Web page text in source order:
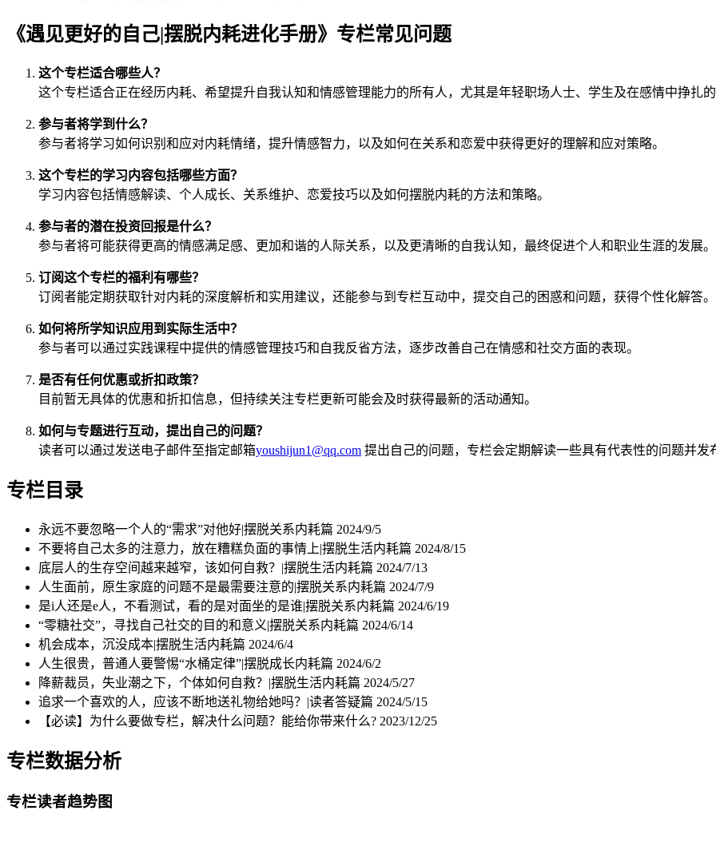
《遇见更好的自己|摆脱内耗进化手册》专栏常见问题
这个专栏适合哪些人？
这个专栏适合正在经历内耗、希望提升自我认知和情感管理能力的所有人，尤其是年轻职场人士、学生及在感情中挣扎
参与者将学到什么？
参与者将学习如何识别和应对内耗情绪，提升情感智力，以及如何在关系和恋爱中获得更好的理解和应对策略。
这个专栏的学习内容包括哪些方面？
学习内容包括情感解读、个人成长、关系维护、恋爱技巧以及如何摆脱内耗的方法和策略。
参与者的潜在投资回报是什么？
参与者将可能获得更高的情感满足感、更加和谐的人际关系，以及更清晰的自我认知，最终促进个人和职业生涯的发展。
订阅这个专栏的福利有哪些？
订阅者能定期获取针对内耗的深度解析和实用建议，还能参与到专栏互动中，提交自己的困惑和问题，获得个性化解答。
如何将所学知识应用到实际生活中？
参与者可以通过实践课程中提供的情感管理技巧和自我反省方法，逐步改善自己在情感和社交方面的表现。
是否有任何优惠或折扣政策？
目前暂无具体的优惠和折扣信息，但持续关注专栏更新可能会及时获得最新的活动通知。
如何与专题进行互动，提出自己的问题？
读者可以通过发送电子邮件至指定邮箱youshijun1@qq.com 提出自己的问题，专栏会定期解读一些具有代表性的问题并发
专栏目录
永远不要忽略一个人的“需求”对他好|摆脱关系内耗篇 2024/9/5
不要将自己太多的注意力，放在糟糕负面的事情上|摆脱生活内耗篇 2024/8/15
底层人的生存空间越来越窄，该如何自救？|摆脱生活内耗篇 2024/7/13
人生面前，原生家庭的问题不是最需要注意的|摆脱关系内耗篇 2024/7/9
是i人还是e人，不看测试，看的是对面坐的是谁|摆脱关系内耗篇 2024/6/19
“零糖社交”，寻找自己社交的目的和意义|摆脱关系内耗篇 2024/6/14
机会成本，沉没成本|摆脱生活内耗篇 2024/6/4
人生很贵，普通人要警惕“水桶定律”|摆脱成长内耗篇 2024/6/2
降薪裁员，失业潮之下，个体如何自救？|摆脱生活内耗篇 2024/5/27
追求一个喜欢的人，应该不断地送礼物给她吗？|读者答疑篇 2024/5/15
【必读】为什么要做专栏，解决什么问题？能给你带来什么? 2023/12/25
专栏数据分析
专栏读者趋势图